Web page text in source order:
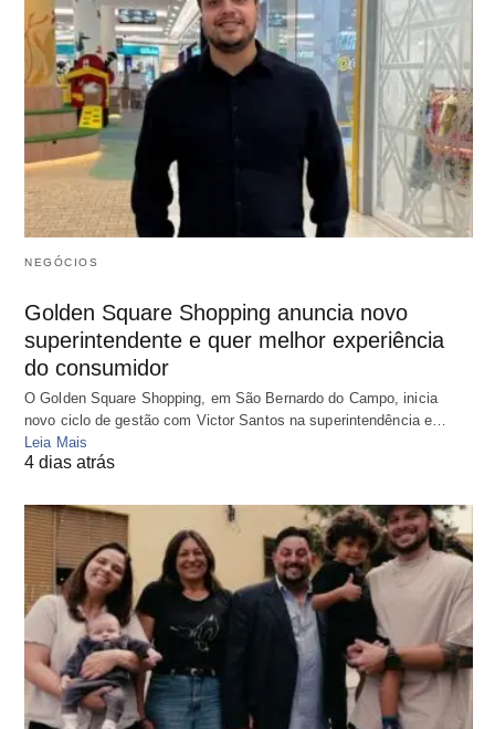
NEGÓCIOS
Golden Square Shopping anuncia novo
superintendente e quer melhor experiência
do consumidor
O Golden Square Shopping, em São Bernardo do Campo, inicia
novo ciclo de gestão com Victor Santos na superintendência e…
Leia Mais
4 dias atrás